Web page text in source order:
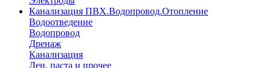
Канализация ПВХ.Водопровод.Отопление
Водоотведение
Водопровод
Дренаж
Канализация
Лен, паста и прочее